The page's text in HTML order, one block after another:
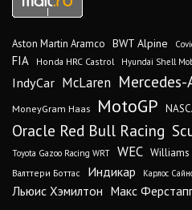
Aston Martin Aramco BWT Alpine
FIA Honda HRC Castrol Hyundai Shell
IndyCar McLaren Mercedes-
MoneyGram Haas MotoGP
Oracle Red Bull Racing
Toyota Gazoo Racing WRT WEC Williams
Валттери Боттас
Индикар Карлос
Льюис Хэмилтон Макс